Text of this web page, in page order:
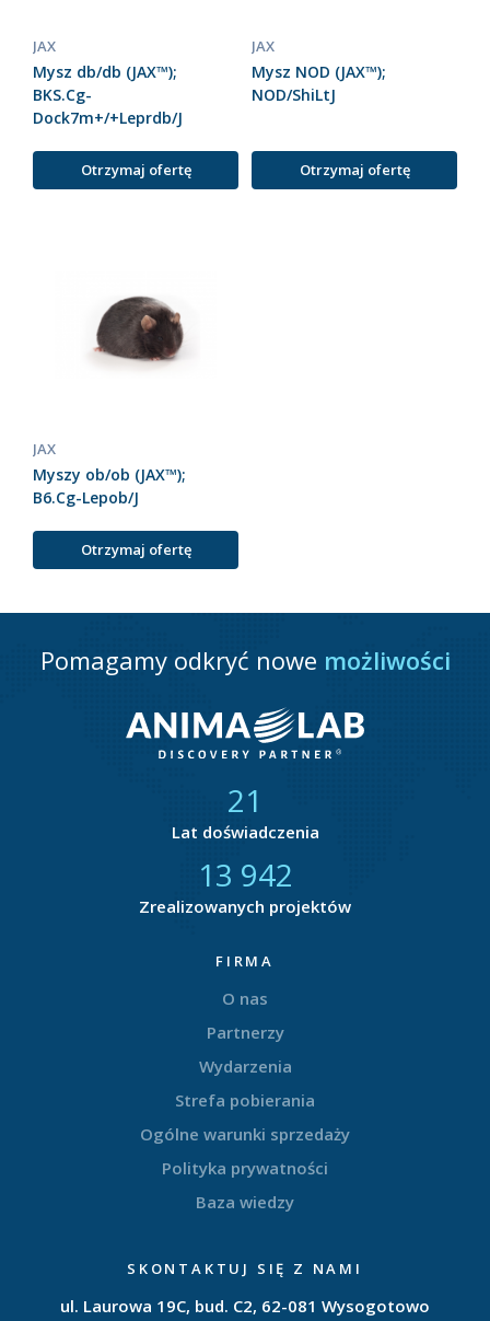
JAX
Mysz db/db (JAX™);
BKS.Cg-
Dock7m+/+Leprdb/J
Otrzymaj ofertę
JAX
Mysz NOD (JAX™);
NOD/ShiLtJ
Otrzymaj ofertę
JAX
Myszy ob/ob (JAX™);
B6.Cg-Lepob/J
Otrzymaj ofertę
Pomagamy odkryć nowe możliwości
21
Lat doświadczenia
14 804
Zrealizowanych projektów
FIRMA
O nas
Partnerzy
Wydarzenia
Strefa pobierania
Ogólne warunki sprzedaży
Polityka prywatności
Baza wiedzy
SKONTAKTUJ SIĘ Z NAMI
ul. Laurowa 19C, bud. C2, 62-081 Wysogotowo